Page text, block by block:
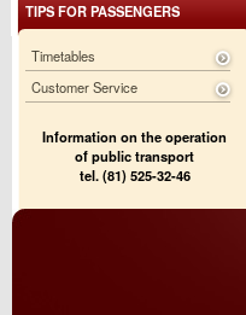
TIPS FOR PASSENGERS
Timetables
Customer Service
Information on the operation
of public transport
tel. (81) 525-32-46